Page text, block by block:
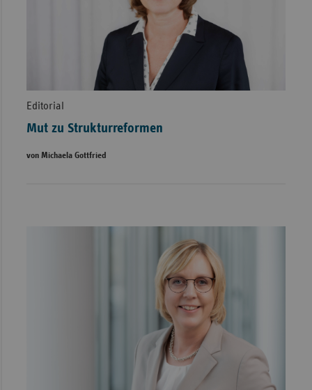
Editorial
Mut zu Strukturreformen
von Michaela Gottfried